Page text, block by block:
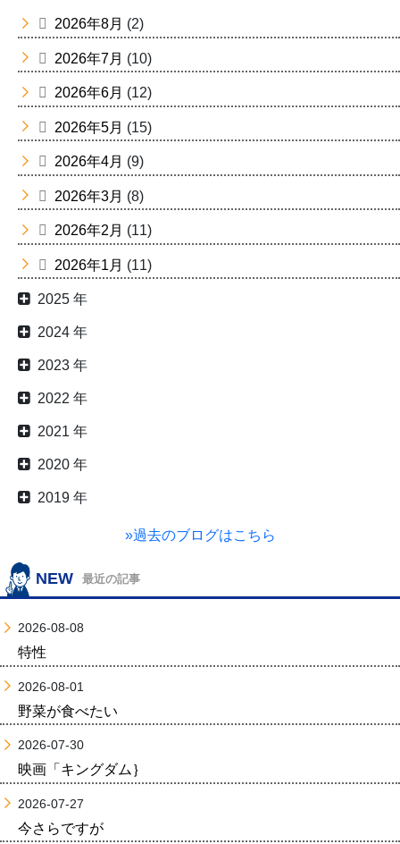
2026年8月 (2)
2026年7月 (10)
2026年6月 (12)
2026年5月 (15)
2026年4月 (9)
2026年3月 (8)
2026年2月 (11)
2026年1月 (11)
2025 年
2024 年
2023 年
2022 年
2021 年
2020 年
2019 年
»過去のブログはこちら
NEW 最近の記事
2026-08-08
特性
2026-08-01
野菜が食べたい
2026-07-30
映画「キングダム｝
2026-07-27
今さらですが